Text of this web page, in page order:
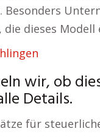
Besonders
dieses
wir, ob
Details.
für